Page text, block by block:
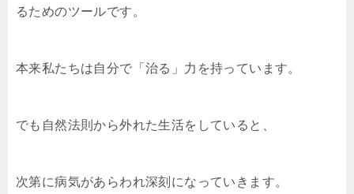
るためのツールです。
本来私たちは自分で「治る」力を持っています。
でも自然法則から外れた生活をしていると、
次第に病気があらわれ深刻になっていきます。